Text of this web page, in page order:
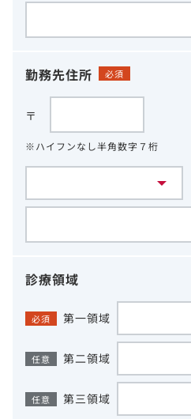
勤務先住所 必須
〒
※ハイフンなし半角数字７桁
診療領域
必須 第一領域
任意 第二領域
任意 第三領域